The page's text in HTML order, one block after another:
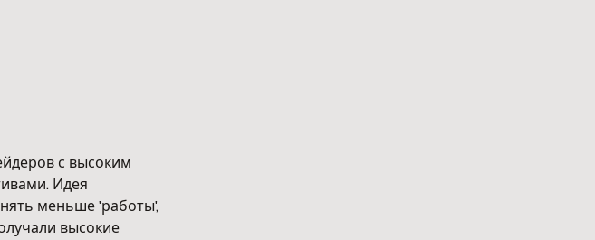
с высоким
Идея
меньше 'работы',
высокие